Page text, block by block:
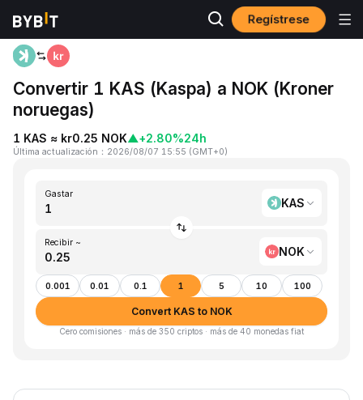
Regístrese
Inicio KAS to NOK
Convertir 1 KAS (Kaspa) a NOK (Kroner
noruegas)
1 KAS ≈ kr0.25 NOK▲+2.80%24h
Última actualización ： 2026/08/07 15:55 (GMT+0)
Gastar
KAS
Recibir ~
NOK
0.001 0.01 0.1 1 5 10 100
Convert KAS to NOK
Cero comisiones · más de 350 criptos · más de 40 monedas fiat